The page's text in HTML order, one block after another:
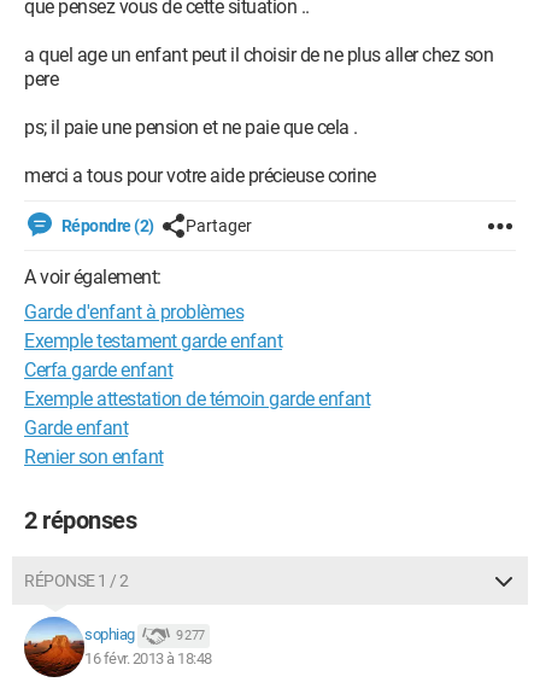
que pensez vous de cette situation ..
a quel age un enfant peut il choisir de ne plus aller chez son
pere
ps; il paie une pension et ne paie que cela .
merci a tous pour votre aide précieuse corine
Répondre (2) Partager
A voir également:
Garde d'enfant à problèmes
Exemple testament garde enfant
Cerfa garde enfant
Exemple attestation de témoin garde enfant
Garde enfant
Renier son enfant
2 réponses
RÉPONSE 1 / 2
sophiag 9 277
16 févr. 2013 à 18:48